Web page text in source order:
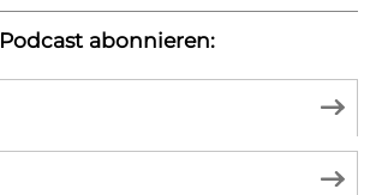
Podcast abonnieren: